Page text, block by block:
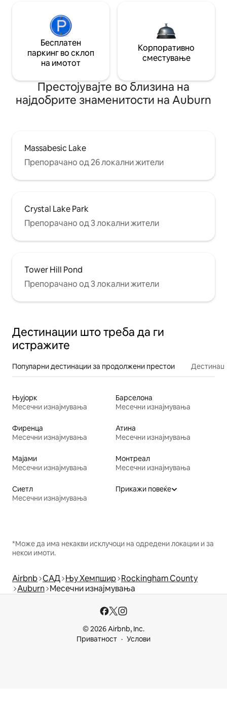
Бесплатен
паркинг во склоп
на имотот
Корпоративно
сместување
Престојувајте во близина на
најдобрите знаменитости на Auburn
Massabesic Lake
Препорачано од 26 локални жители
Crystal Lake Park
Препорачано од 3 локални жители
Tower Hill Pond
Препорачано од 3 локални жители
Дестинации што треба да ги
истражите
Популарни дестинации за продолжени престои
Њујорк
Месечни изнајмувања
Барселона
Месечни изнајмувања
Фиренца
Месечни изнајмувања
Атина
Месечни изнајмувања
Мајами
Месечни изнајмувања
Монтреал
Месечни изнајмувања
Сиетл
Месечни изнајмувања
Прикажи повеќе
*Може да има некакви исклучоци на одредени локации и за
некои имоти.
Airbnb САД Њу Хемпшир Rockingham County
Auburn Месечни изнајмувања
© 2026 Airbnb, Inc.
Приватност
Услови